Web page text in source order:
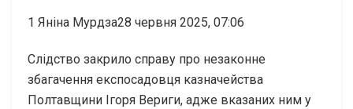
1 Яніна Мурдза28 червня 2025, 07:06
Слідство закрило справу про незаконне
збагачення експосадовця казначейства
Полтавщини Ігоря Вериги, адже вказаних ним у